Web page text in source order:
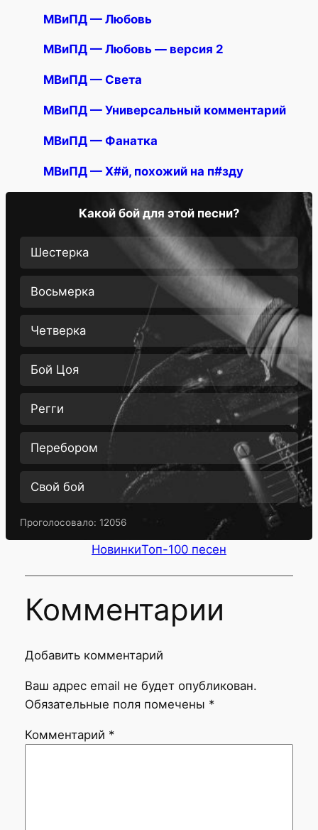
МВиПД — Любовь
МВиПД — Любовь — версия 2
МВиПД — Света
МВиПД — Универсальный комментарий
МВиПД — Фанатка
МВиПД — Х#й, похожий на п#зду
Какой бой для этой песни?
Шестерка
Восьмерка
Четверка
Бой Цоя
Регги
Перебором
Свой бой
Проголосовало: 12056
НовинкиТоп-100 песен
Комментарии
Добавить комментарий
Ваш адрес email не будет опубликован.
Обязательные поля помечены *
Комментарий *